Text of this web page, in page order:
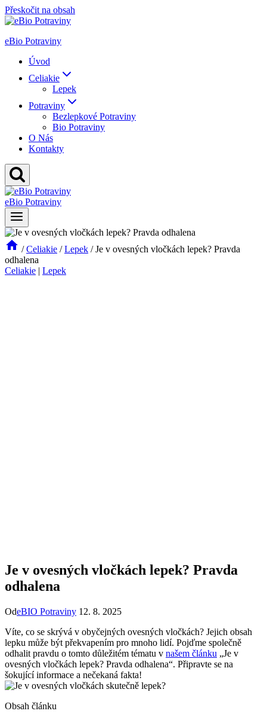
Přeskočit na obsah
eBio Potraviny
Úvod
Celiakie
Lepek
Potraviny
Bezlepkové Potraviny
Bio Potraviny
O Nás
Kontakty
eBio Potraviny
/ Celiakie / Lepek / Je v ovesných vločkách lepek? Pravda
odhalena
Celiakie | Lepek
Je v ovesných vločkách lepek? Pravda
odhalena
OdeBIO Potraviny 12. 8. 2025
Víte, co se ⁢skrývá v⁢ obyčejných​ ovesných vločkách? ⁣Jejich obsah⁤
lepku může být překvapením⁣ pro mnoho lidí. ⁢Pojďme společně
odhalit pravdu o tomto důležitém ⁣tématu v našem článku ​ „Je v
ovesných vločkách lepek? Pravda odhalena“. ‍Připravte se na
‍šokující⁣ informace a nečekaná fakta!
Obsah článku